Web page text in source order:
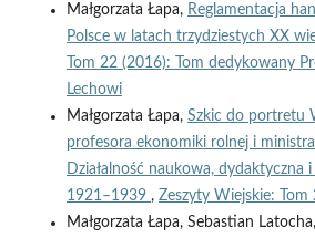
Małgorzata Łapa, Reglamentacja
Polsce w latach trzydziestych XX
Tom 22 (2016): Tom dedykowany
Lechowi
Małgorzata Łapa, Szkic do portretu
profesora ekonomiki rolnej i
Działalność naukowa, dydaktyczna
1921–1939 , Zeszyty Wiejskie: Tom
Małgorzata Łapa, Sebastian Latocha,